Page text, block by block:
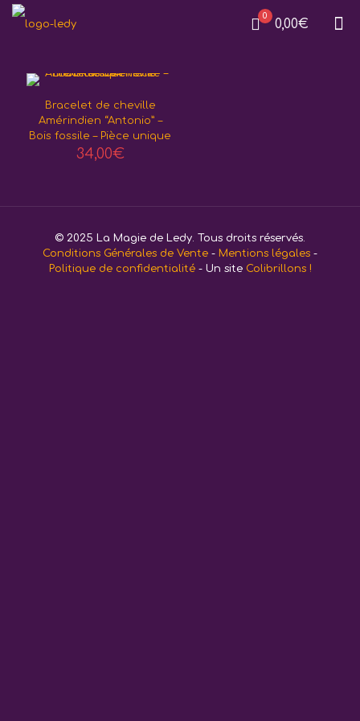
0
0,00€
Bracelet de cheville
Amérindien “Antonio” –
Bois fossile – Pièce unique
34,00€
© 2025 La Magie de Ledy. Tous droits réservés.
Conditions Générales de Vente - Mentions légales -
Politique de confidentialité- Un site Colibrillons !